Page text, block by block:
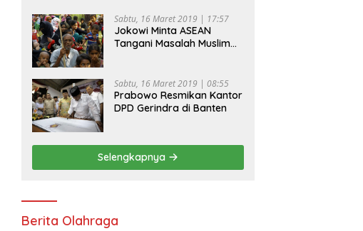
Sabtu, 16 Maret 2019 | 17:57
Jokowi Minta ASEAN
Tangani Masalah Muslim
Sabtu, 16 Maret 2019 | 08:55
Prabowo Resmikan Kantor
DPD Gerindra di Banten
Selengkapnya
Berita Olahraga